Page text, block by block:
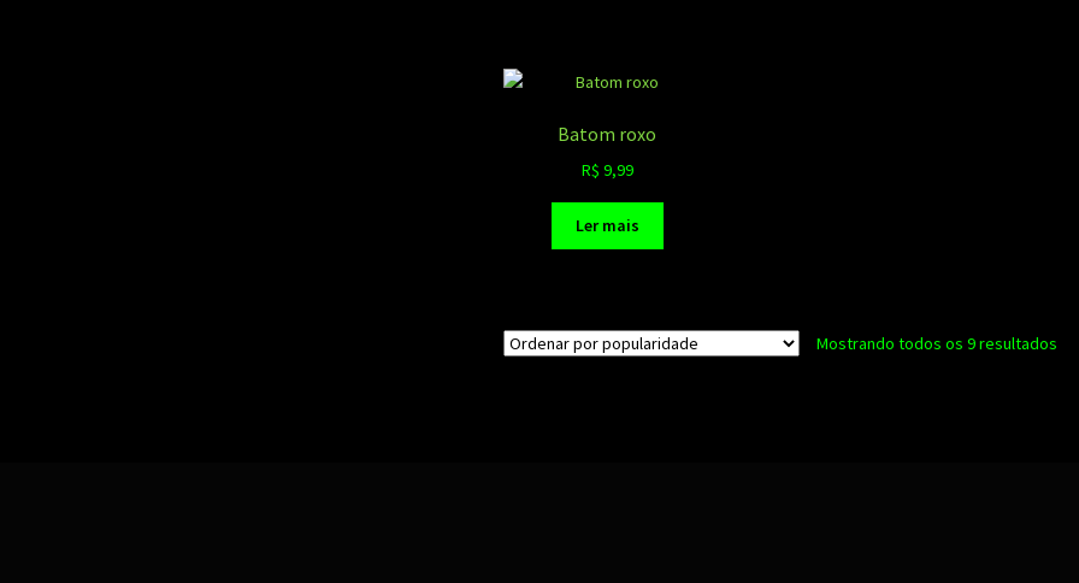
Batom roxo
R$ 9,99
Ler mais
Mostrando todos os 9 resultados